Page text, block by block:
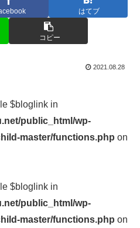
はてブ
コピー
2021.08.28
$bloglink in
public_html/wp-
master/functions.php on
$bloglink in
public_html/wp-
master/functions.php on